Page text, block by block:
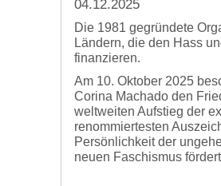
04.12.2025
Die 1981 gegründete
Ländern, die den Hass
finanzieren.
Am 10. Oktober 2025
Corina Machado den
weltweiten Aufstieg der
renommiertesten
Persönlichkeit der
neuen Faschismus